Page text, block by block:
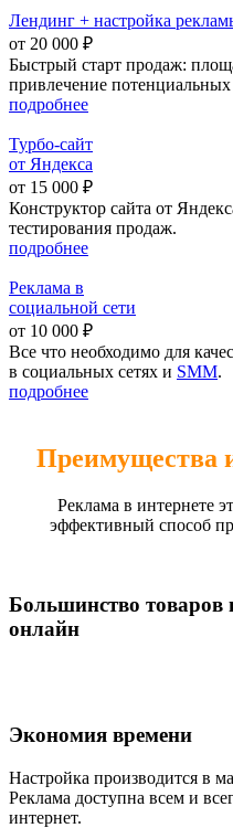
Лендинг + настройка
от 20 000 ₽
Быстрый старт продаж:
привлечение потенциальных
подробнее
Турбо-сайт
от Яндекса
от 15 000 ₽
Конструктор сайта от
тестирования продаж.
подробнее
Реклама в
социальной сети
от 10 000 ₽
Все что необходимо для
в социальных сетях и SMM.
подробнее
Преимущества
Реклама в интернете
эффективный способ
Большинство товаров
онлайн
Экономия времени
Настройка производится в
Реклама доступна всем и
интернет.